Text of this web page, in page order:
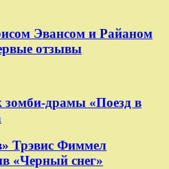
Эвансом и Райаном
отзывы
зомби-драмы «Поезд в
Трэвис Фиммел
«Черный снег»